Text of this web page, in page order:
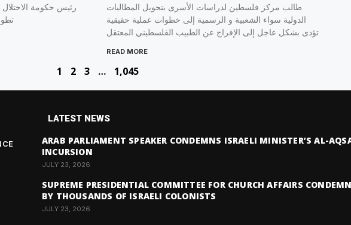
رئيس حكومة الاحتلال
طالب مركز فلسطين لدراسات الأسرى بتحويل المطالبات
الدولية سواء الشعبية و الرسمية إلى خطوات عملية حقيقية
تؤدى بشكل عاجل إلى الإفراج عن الطبيب الفلسطيني المعتقل
READ MORE
1 2 3 … 1,045
LATEST NEWS
ARAB PARLIAMENT SPEAKER CONDEMNS ISRAELI MINISTER’S AL-
INCURSION
JULY 23, 2026
SUPREME PRESIDENTIAL COMMITTEE FOR CHURCH AFFAIRS
BY THOUSANDS OF ISRAELI COLONISTS
JULY 23, 2026